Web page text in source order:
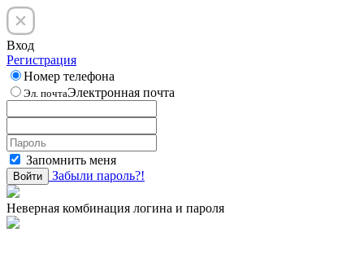
Вход
Регистрация
Номер телефона
Эл. почтаЭлектронная почта
Запомнить меня
Войти Забыли пароль?!
Неверная комбинация логина и пароля